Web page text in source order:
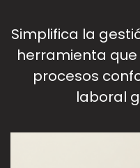
Simplifica la
herramienta
procesos
laboral